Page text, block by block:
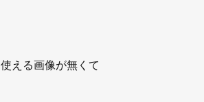
使える画像が無くて